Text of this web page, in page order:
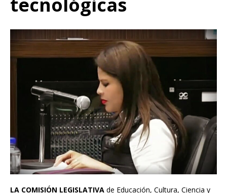
LA COMISIÓN LEGISLATIVA de Educación, Cultura, Ciencia y